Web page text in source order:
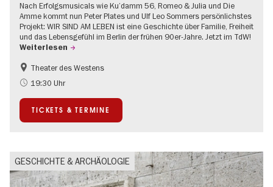
Nach Erfolgsmusicals wie Ku’damm 56, Romeo & Julia und Die
Amme kommt nun Peter Plates und Ulf Leo Sommers persönlichstes
Projekt: WIR SIND AM LEBEN ist eine Geschichte über Familie, Freiheit
und das Lebensgefühl im Berlin der frühen 90er-Jahre. Jetzt im TdW!
Weiterlesen
Barrierefrei
LGBTQ+
Weihnachten
Theater des Westens
19:30 Uhr
TICKETS & TERMINE
GESCHICHTE & ARCHÄOLOGIE